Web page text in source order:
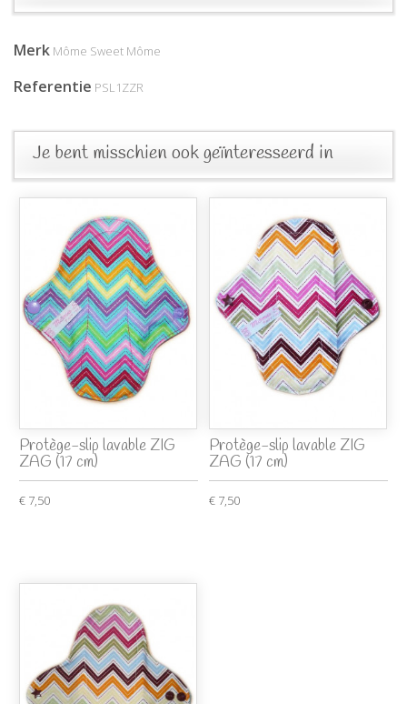
Merk Môme Sweet Môme
Referentie PSL1ZZR
Je bent misschien ook geïnteresseerd in
Protège-slip lavable ZIG
ZAG (17 cm)
€ 7,50
Protège-slip lavable ZIG
ZAG (17 cm)
€ 7,50